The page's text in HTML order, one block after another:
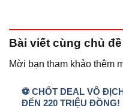
Bài viết cùng chủ đề
Mời bạn tham khảo thêm
⚽ CHỐT DEAL VÔ
ĐẾN 220 TRIỆU ĐỒNG!